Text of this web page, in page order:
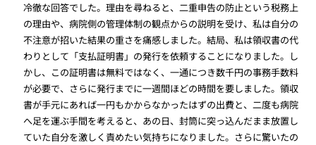
冷徹な回答でした。理由を尋ねると、二重申告の防止という税務上
の理由や、病院側の管理体制の観点からの説明を受け、私は自分の
不注意が招いた結果の重さを痛感しました。結局、私は領収書の代
わりとして「支払証明書」の発行を依頼することになりました。し
かし、この証明書は無料ではなく、一通につき数千円の事務手数料
が必要で、さらに発行までに一週間ほどの時間を要しました。領収
書が手元にあれば一円もかからなかったはずの出費と、二度も病院
へ足を運ぶ手間を考えると、あの日、封筒に突っ込んだまま放置し
ていた自分を激しく責めたい気持ちになりました。さらに驚いたの